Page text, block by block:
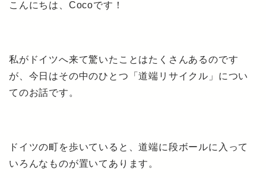
こんにちは、Cocoです！
私がドイツへ来て驚いたことはたくさんあるのです
が、今日はその中のひとつ「道端リサイクル」につい
てのお話です。
ドイツの町を歩いていると、道端に段ボールに入って
いろんなものが置いてあります。